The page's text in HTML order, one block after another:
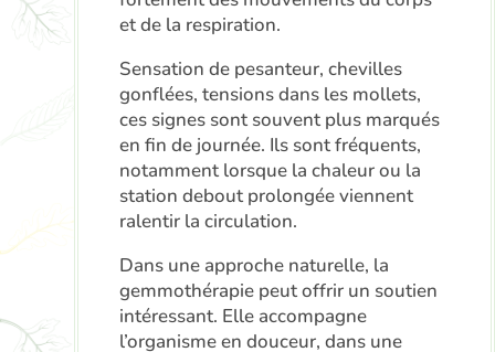
et de la respiration.
Sensation de pesanteur, chevilles
gonflées, tensions dans les mollets,
ces signes sont souvent plus marqués
en fin de journée. Ils sont fréquents,
notamment lorsque la chaleur ou la
station debout prolongée viennent
ralentir la circulation.
Dans une approche naturelle, la
gemmothérapie peut offrir un soutien
intéressant. Elle accompagne
l’organisme en douceur, dans une